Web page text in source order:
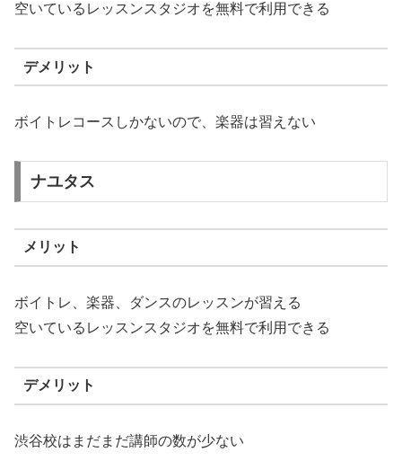
空いているレッスンスタジオを無料で利用できる
デメリット
ボイトレコースしかないので、楽器は習えない
ナユタス
メリット
ボイトレ、楽器、ダンスのレッスンが習える
空いているレッスンスタジオを無料で利用できる
デメリット
渋谷校はまだまだ講師の数が少ない